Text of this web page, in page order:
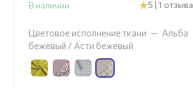
В наличии 5 | 1 отзыва
Цветовое исполнение ткани — Альба
бежевый / Асти бежевый